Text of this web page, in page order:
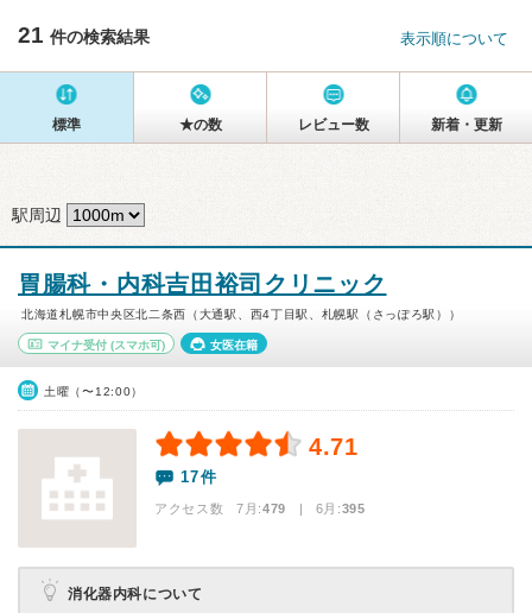
21 件の検索結果 表示順について
標準 ★の数 レビュー数 新着・更新
駅周辺
胃腸科・内科吉田裕司クリニック
北海道札幌市中央区北二条西（大通駅、西4丁目駅、札幌駅（さっぽろ駅））
マイナ受付 (スマホ可) 女医在籍
土曜（〜12:00）
4.71
17件
アクセス数 7月:479 | 6月:395
消化器内科について